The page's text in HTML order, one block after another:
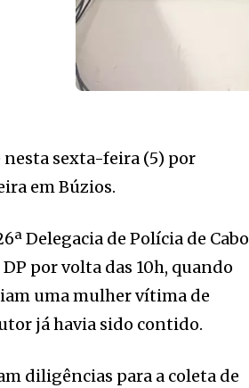
sexta-feira (5) por
em Búzios.
Delegacia de Polícia de Cabo
por volta das 10h, quando
uma mulher vítima de
já havia sido contido.
diligências para a coleta de